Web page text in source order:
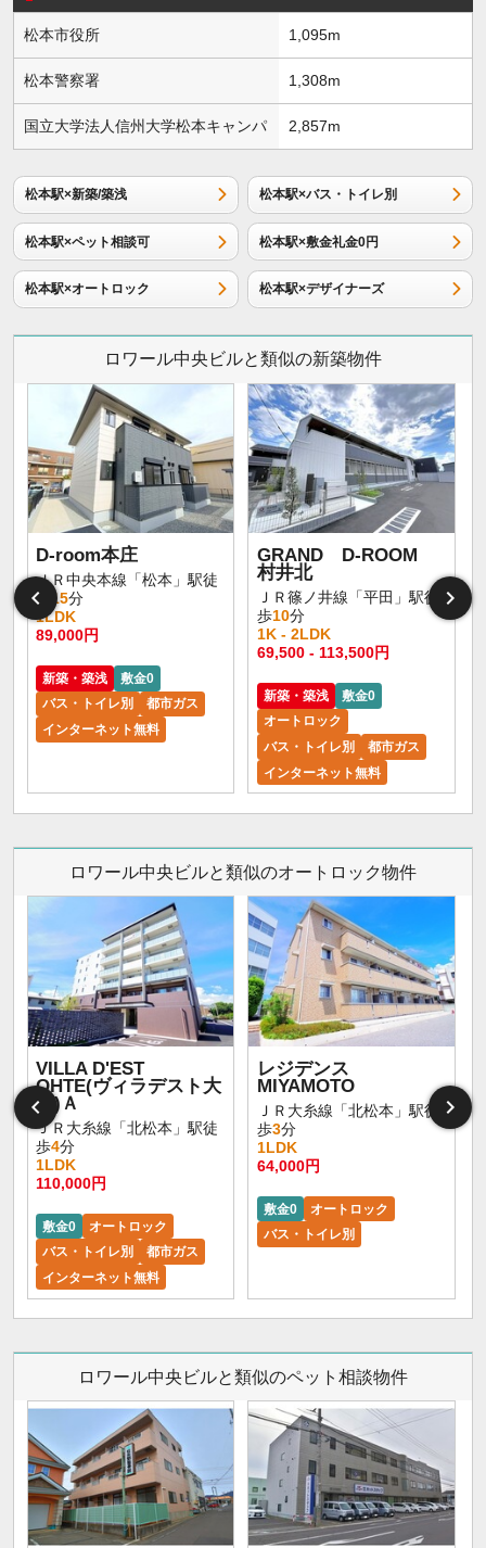
松本市役所 1,095m
松本警察署 1,308m
国立大学法人信州大学松本キャンパ 2,857m
松本駅×新築/築浅 松本駅×バス・トイレ別
松本駅×ペット相談可 松本駅×敷金礼金0円
松本駅×オートロック 松本駅×デザイナーズ
ロワール中央ビルと類似の新築物件
D-room本庄
ＪＲ中央本線「松本」駅徒
歩
15分
1LDK
89,000円
新築・築浅
敷金0
バス・トイレ別
都市ガス
インターネット無料
GRAND D-ROOM
村井北
ＪＲ篠ノ井線「平田」駅徒
歩10分
1K - 2LDK
69,500 - 113,500円
新築・築浅
敷金0
オートロック
バス・トイレ別
都市ガス
インターネット無料
ロワール中央ビルと類似のオートロック物件
VILLA D'EST
OHTE(ヴィラデスト大
手)Ａ
ＪＲ大糸線「北松本」駅徒
歩4分
1LDK
110,000円
敷金0
オートロック
バス・トイレ別
都市ガス
インターネット無料
レジデンス
MIYAMOTO
ＪＲ大糸線「北松本」駅徒
歩3分
1LDK
64,000円
敷金0
オートロック
バス・トイレ別
ロワール中央ビルと類似のペット相談物件